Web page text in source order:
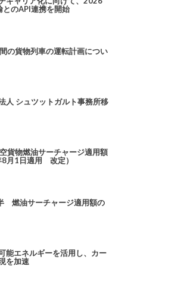
のAPI連携を開始
の貨物列車の運転計画につい
人 シュツットガルト事務所移
貨物燃油サーチャージ適用額
月1日適用 改定）
燃油サーチャージ適用額の
能エネルギーを活用し、カー
を加速